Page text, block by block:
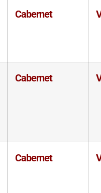
Cabernet
Cabernet
Cabernet